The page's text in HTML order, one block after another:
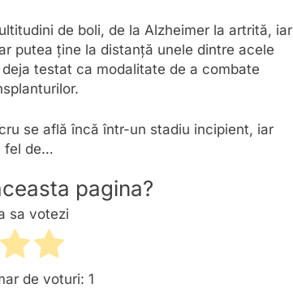
de boli, de la Alzheimer la artrită, iar
putea ține la distanță unele dintre acele
testat ca modalitate de a combate
se află încă într-un stadiu incipient, iar
fel de…
pagina?
sa votezi
de voturi:1